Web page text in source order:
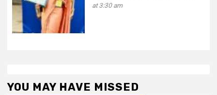
at 3:30 am
YOU MAY HAVE MISSED